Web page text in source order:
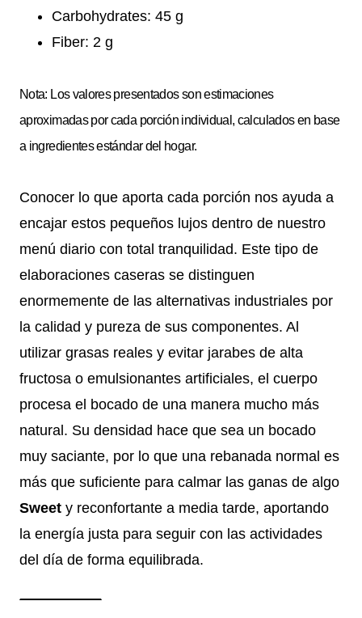
Carbohydrates: 45 g
Fiber: 2 g
Nota: Los valores presentados son estimaciones
aproximadas por cada porción individual, calculados en base
a ingredientes estándar del hogar.
Conocer lo que aporta cada porción nos ayuda a
encajar estos pequeños lujos dentro de nuestro
menú diario con total tranquilidad. Este tipo de
elaboraciones caseras se distinguen
enormemente de las alternativas industriales por
la calidad y pureza de sus componentes. Al
utilizar grasas reales y evitar jarabes de alta
fructosa o emulsionantes artificiales, el cuerpo
procesa el bocado de una manera mucho más
natural. Su densidad hace que sea un bocado
muy saciante, por lo que una rebanada normal es
más que suficiente para calmar las ganas de algo
Sweet y reconfortante a media tarde, aportando
la energía justa para seguir con las actividades
del día de forma equilibrada.